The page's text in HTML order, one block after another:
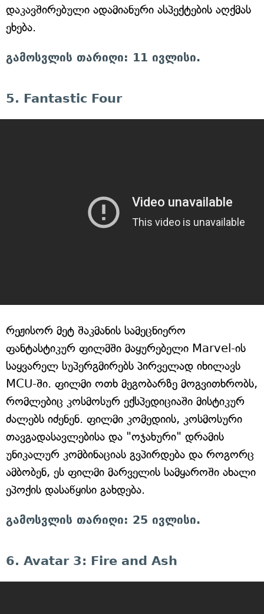
დაკავშირებული ადამიანური ასპექტების აღქმას
ეხება.
გამოსვლის თარიღი: 11 ივლისი.
5. Fantastic Four
რეჟისორ მეტ შაკმანის სამეცნიერო
ფანტასტიკურ ფილმში მაყურებელი Marvel-ის
საყვარელ სუპერგმირებს პირველად იხილავს
MCU-ში. ფილმი ოთხ მეგობარზე მოგვითხრობს,
რომლებიც კოსმოსურ ექსპედიციაში მისტიკურ
ძალებს იძენენ. ფილმი კომედიის, კოსმოსური
თავგადასავლებისა და "ოჯახური" დრამის
უნიკალურ კომბინაციას გვპირდება და როგორც
ამბობენ, ეს ფილმი მარველის სამყაროში ახალი
ეპოქის დასაწყისი გახდება.
გამოსვლის თარიღი: 25 ივლისი.
6. Avatar 3: Fire and Ash